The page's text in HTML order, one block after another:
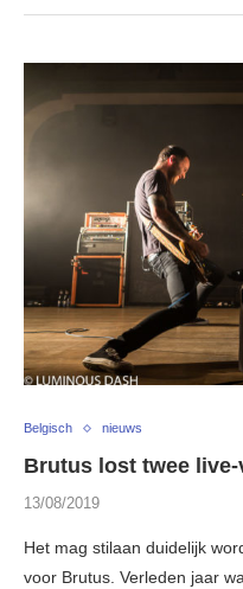
Belgisch nieuws
Brutus lost twee live-
13/08/2019
Het mag stilaan duidelijk
voor Brutus. Verleden jaar